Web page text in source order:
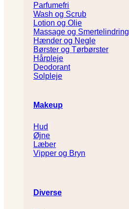
Parfumefri
Wash og Scrub
Lotion og Olie
Massage og Smertelindring
Hænder og Negle
Børster og Tørbørster
Hårpleje
Deodorant
Solpleje
Makeup
Hud
Øjne
Læber
Vipper og Bryn
Diverse